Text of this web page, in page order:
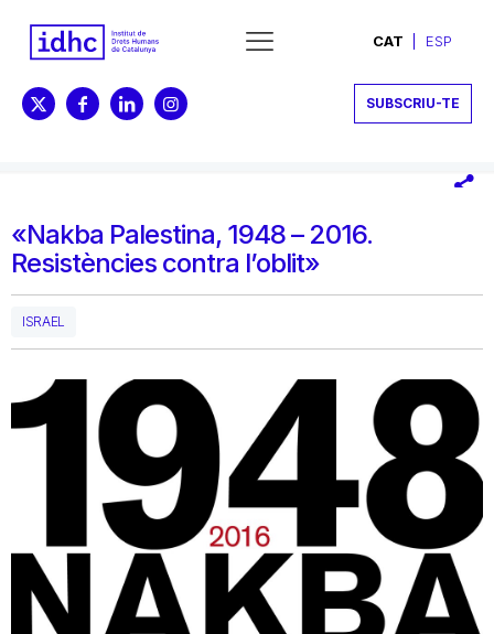
CAT ESP
SUBSCRIU-TE
«Nakba Palestina, 1948 – 2016.
Resistències contra l’oblit»
ISRAEL